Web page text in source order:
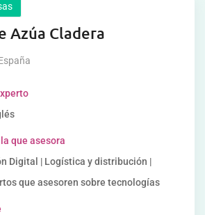
Azúa Cladera
que asesora
Digital | Logística y distribución |
que asesoren sobre tecnologías